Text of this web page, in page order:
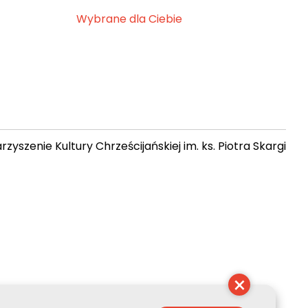
Wybrane dla Ciebie
Kultury Chrześcijańskiej im. ks. Piotra Skargi
×